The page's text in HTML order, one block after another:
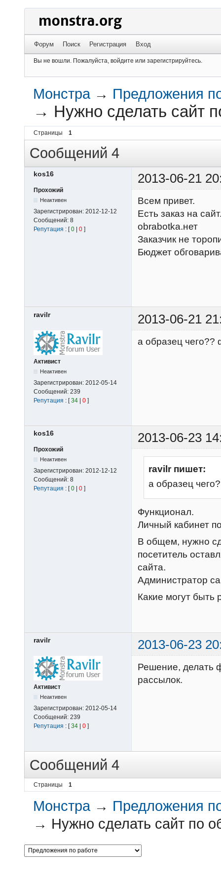
Форум Поиск Регистрация Вход
Вы не вошли. Пожалуйста, войдите или зарегистрируйтесь.
Монстра → Предложения
→ Нужно сделать сайт
Страницы 1
Сообщений 4
kos16 2013-06-21
Прохожий
Неактивен
Зарегистрирован: 2012-12-12
Сообщений: 8
Репутация : [0 0 ]
Всем привет.
Есть заказ на
obrabotka.нет
Заказчик не
Бюджет
ravilr 2013-06-21
Активист
Неактивен
Зарегистрирован: 2012-05-14
Сообщений: 239
Репутация : [34 | 0 ]
а образец чего??
kos16 2013-06-23
Прохожий
Неактивен
Зарегистрирован: 2012-12-12
Сообщений: 8
Репутация : [0 0 ]
ravilr пишет:
а образец
Функционал.
Личный кабинет
В общем, нужно
посетитель
сайта.
Администратор
Какие могут быть
ravilr 2013-06-23
Активист
Неактивен
Зарегистрирован: 2012-05-14
Сообщений: 239
Репутация : [34 0 ]
Решение, делать
рассылок.
Сообщений 4
Страницы 1
Монстра → Предложения
→ Нужно сделать сайт по